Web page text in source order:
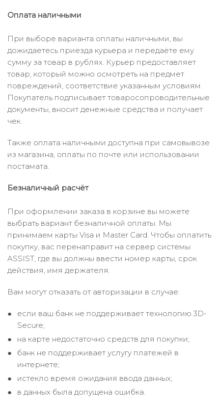
Оплата наличными
При выборе варианта оплаты наличными, вы
дожидаетесь приезда курьера и передаёте ему
сумму за товар в рублях. Курьер предоставляет
товар, который можно осмотреть на предмет
повреждений, соответствие указанным условиям.
Покупатель подписывает товаросопроводительные
документы, вносит денежные средства и получает
чек.
Также оплата наличными доступна при самовывозе
из магазина, оплаты по почте или использовании
постамата.
Безналичный расчёт
При оформлении заказа в корзине вы можете
выбрать вариант безналичной оплаты. Мы
принимаем карты Visa и Master Card. Чтобы оплатить
покупку, вас перенаправит на сервер системы
ASSIST, где вы должны ввести номер карты, срок
действия, имя держателя.
Вам могут отказать от авторизации в случае:
если ваш банк не поддерживает технологию 3D-
Secure;
на карте недостаточно средств для покупки;
банк не поддерживает услугу платежей в
интернете;
истекло время ожидания ввода данных;
в данных была допущена ошибка.